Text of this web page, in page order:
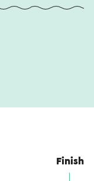
Finish